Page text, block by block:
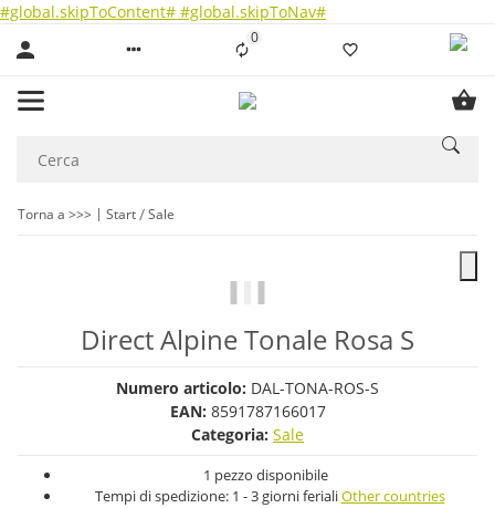
#global.skipToContent# #global.skipToNav#
0Liste ist leer
Torna a >>> Start Sale
Direct Alpine Tonale Rosa S
Numero articolo: DAL-TONA-ROS-S
EAN: 8591787166017
Categoria: Sale
1 pezzo disponibile
Tempi di spedizione: 1 - 3 giorni ferialiOther countries